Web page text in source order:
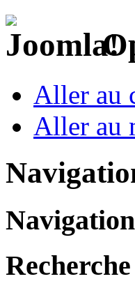
Aller au
Aller au
Navigation
Recherche